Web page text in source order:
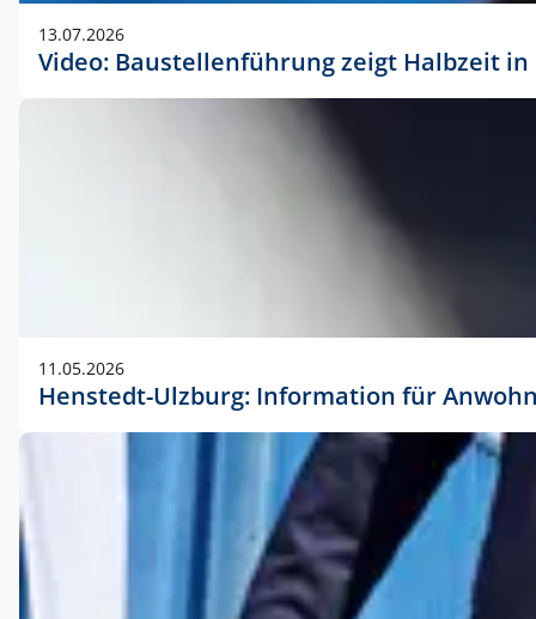
13.07.2026
Video: Baustellenführung zeigt Halbzeit
11.05.2026
Henstedt-Ulzburg: Information für